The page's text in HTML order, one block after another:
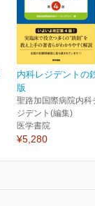
内科レジデントの
版
聖路加国際病院内科
ジデント(編集)
医学書院
¥5,280